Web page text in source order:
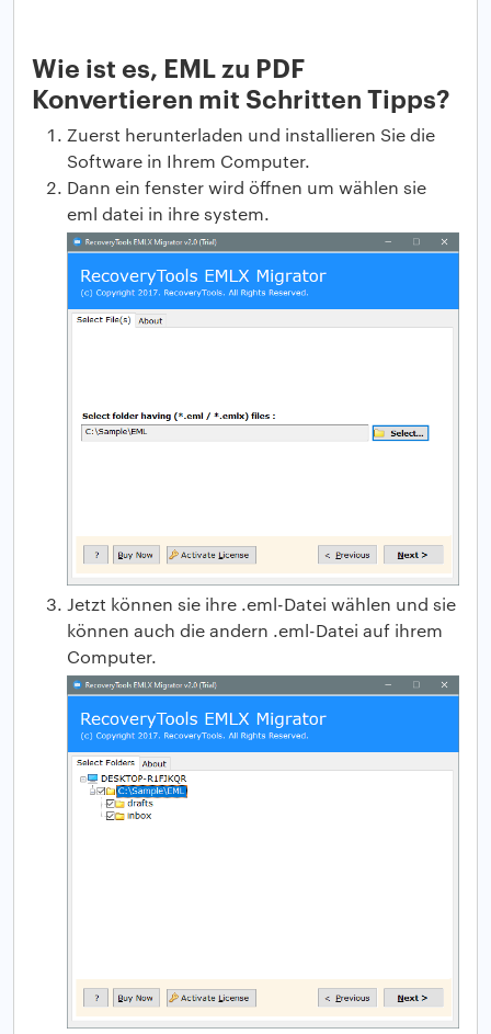
Wie ist es, EML zu PDF
Konvertieren mit Schritten Tipps?
Zuerst herunterladen und installieren Sie die
Software in Ihrem Computer.
Dann ein fenster wird öffnen um wählen sie
eml datei in ihre system.
Jetzt können sie ihre .eml-Datei wählen und sie
können auch die andern .eml-Datei auf ihrem
Computer.